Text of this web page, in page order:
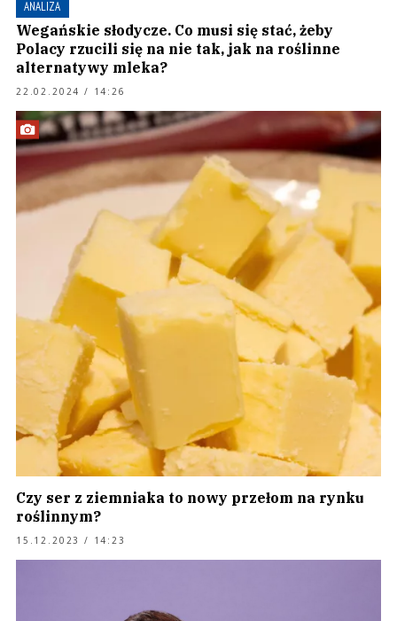
ANALIZA
Wegańskie słodycze. Co musi się stać, żeby
Polacy rzucili się na nie tak, jak na roślinne
alternatywy mleka?
22.02.2024 / 14:26
Czy ser z ziemniaka to nowy przełom na rynku
roślinnym?
15.12.2023 / 14:23